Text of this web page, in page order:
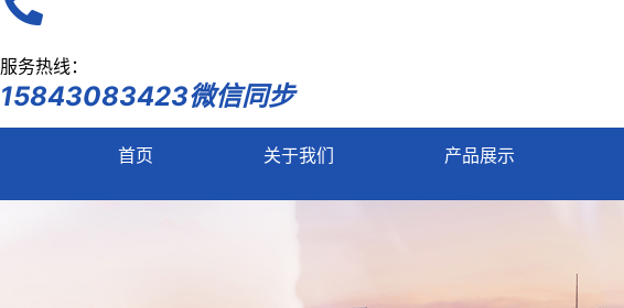
服务热线：
15843083423微信同步
首页 关于我们 产品展示